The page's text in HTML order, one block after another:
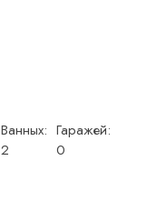
Ванных:
2
Гаражей:
0